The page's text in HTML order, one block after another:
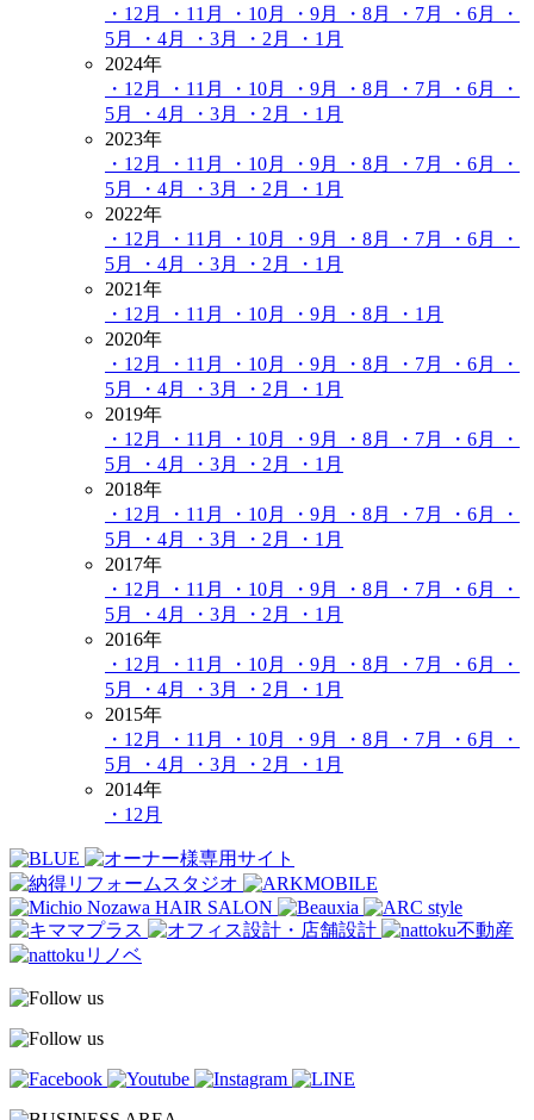
・12月
・11月 ・10月 ・9月 ・8月 ・7月 ・6月
・
5月
・4月 ・3月 ・2月
・1月
2024年
・12月
・11月 ・10月 ・9月 ・8月 ・7月 ・6月
・
5月
・4月 ・3月 ・2月
・1月
2023年
・12月
・11月 ・10月 ・9月 ・8月 ・7月 ・6月
・
5月
・4月 ・3月 ・2月
・1月
2022年
・12月
・11月 ・10月 ・9月 ・8月 ・7月 ・6月
・
5月
・4月 ・3月 ・2月
・1月
2021年
・12月
・11月 ・10月 ・9月 ・8月
・1月
2020年
・12月
・11月 ・10月 ・9月 ・8月 ・7月 ・6月
・
5月
・4月 ・3月 ・2月
・1月
2019年
・12月
・11月 ・10月 ・9月 ・8月 ・7月 ・6月
・
5月
・4月 ・3月 ・2月
・1月
2018年
・12月
・11月 ・10月 ・9月 ・8月 ・7月 ・6月
・
5月
・4月 ・3月 ・2月
・1月
2017年
・12月
・11月 ・10月 ・9月 ・8月 ・7月 ・6月
・
5月
・4月 ・3月 ・2月
・1月
2016年
・12月
・11月 ・10月 ・9月 ・8月 ・7月 ・6月
・
5月
・4月 ・3月 ・2月
・1月
2015年
・12月
・11月 ・10月 ・9月 ・8月 ・7月 ・6月
・
5月
・4月 ・3月 ・2月
・1月
2014年
・12月